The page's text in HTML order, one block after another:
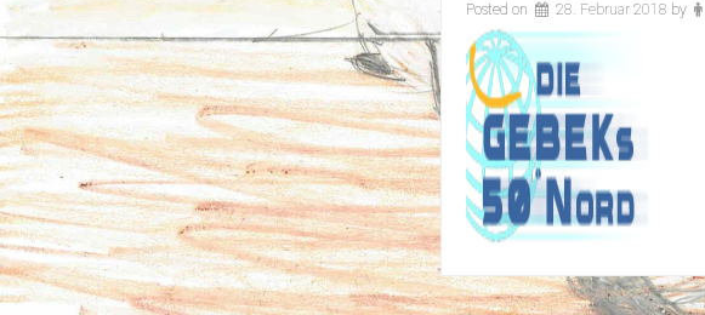
Posted on 28. Februar 2018 by